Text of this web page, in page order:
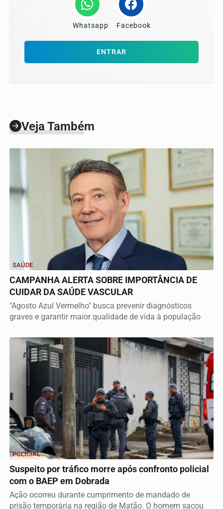
Whatsapp Facebook
ENTRAR
Veja Também
SAÚDE
CAMPANHA ALERTA SOBRE IMPORTÂNCIA DE
CUIDAR DA SAÚDE VASCULAR
"Agosto Azul Vermelho" busca prevenir diagnósticos
graves e garantir maior qualidade de vida à população
POLICIAL
Suspeito por tráfico morre após confronto policial
com o BAEP em Dobrada
Ação ocorreu durante cumprimento de mandado de
prisão temporária na região de Matão. O homem sacou